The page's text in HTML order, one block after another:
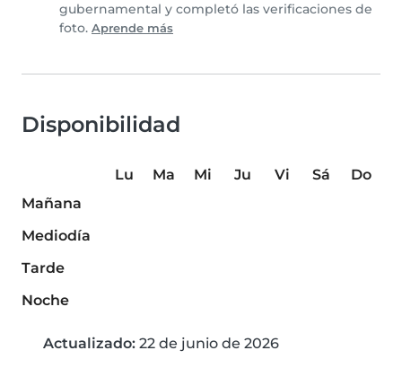
gubernamental y completó las verificaciones de
foto. Aprende más
Disponibilidad
Lu Ma Mi Ju Vi Sá
Do
Mañana
Mediodía
Tarde
Noche
Actualizado: 22 de junio de 2026